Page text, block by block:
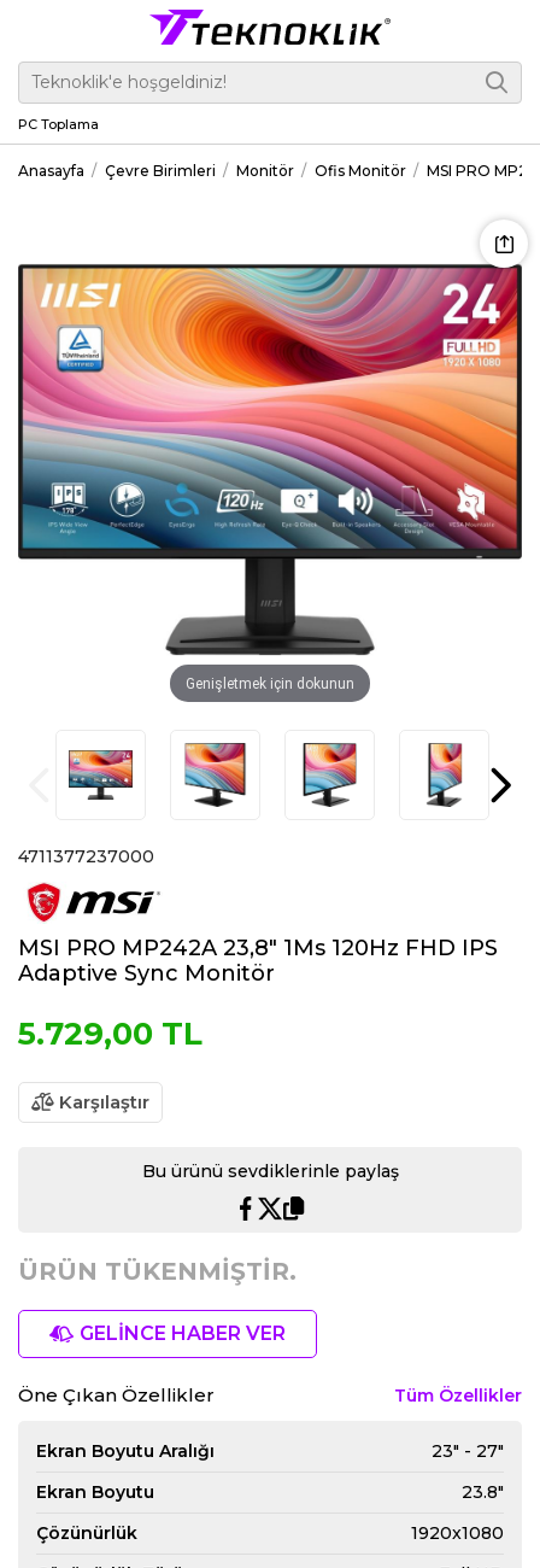
PC Toplama
Anasayfa Çevre Birimleri Monitör Ofis Monitör MSI PRO
Genişletmek için dokunun
4711377237000
MSI PRO MP242A 23,8″ 1Ms 120Hz FHD IPS
Adaptive Sync Monitör
5.729,00 TL
Karşılaştır
Bu ürünü sevdiklerinle paylaş
ÜRÜN TÜKENMİŞTİR.
GELİNCE HABER VER
Öne Çıkan Özellikler Tüm Özellikler
Ekran Boyutu Aralığı
23" - 27"
Ekran Boyutu
23.8"
Çözünürlük
1920x1080